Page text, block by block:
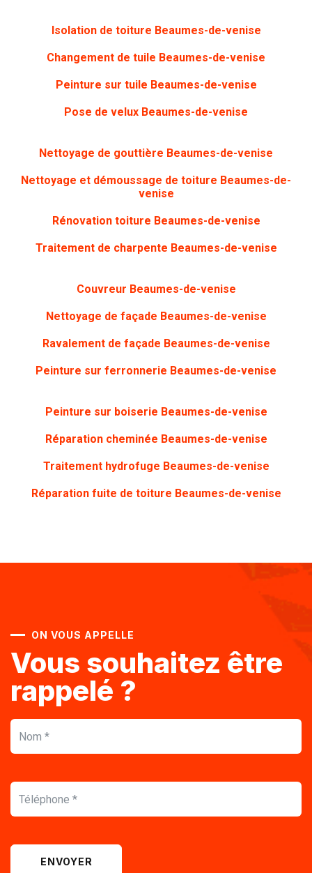
Isolation de toiture Beaumes-de-venise
Changement de tuile Beaumes-de-venise
Peinture sur tuile Beaumes-de-venise
Pose de velux Beaumes-de-venise
Nettoyage de gouttière Beaumes-de-venise
Nettoyage et démoussage de toiture Beaumes-de-
venise
Rénovation toiture Beaumes-de-venise
Traitement de charpente Beaumes-de-venise
Couvreur Beaumes-de-venise
Nettoyage de façade Beaumes-de-venise
Ravalement de façade Beaumes-de-venise
Peinture sur ferronnerie Beaumes-de-venise
Peinture sur boiserie Beaumes-de-venise
Réparation cheminée Beaumes-de-venise
Traitement hydrofuge Beaumes-de-venise
Réparation fuite de toiture Beaumes-de-venise
ON VOUS APPELLE
Vous souhaitez être
rappelé ?
ENVOYER